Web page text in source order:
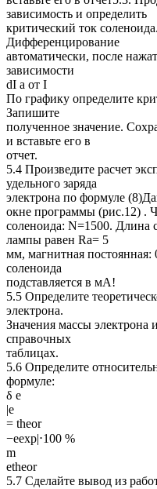
зависимость и определить
критический ток соленоида.
Дифференцирование
автоматически, после
зависимости
dI a от I
По графику определите
Запишите
полученное значение.
и вставьте его в
отчет.
5.4 Произведите расчет
удельного заряда
электрона по формуле
окне программы (рис.12) .
соленоида: N=1500. Длина
лампы равен Ra= 5
мм, магнитная постоянная:
соленоида
подставляется в мА!
5.5 Определите
электрона.
Значения массы электрона
справочных
таблицах.
5.6 Определите
формуле:
δ e
|e
= theor
−eexp|⋅100 %
m
etheor
5.7 Сделайте вывод из